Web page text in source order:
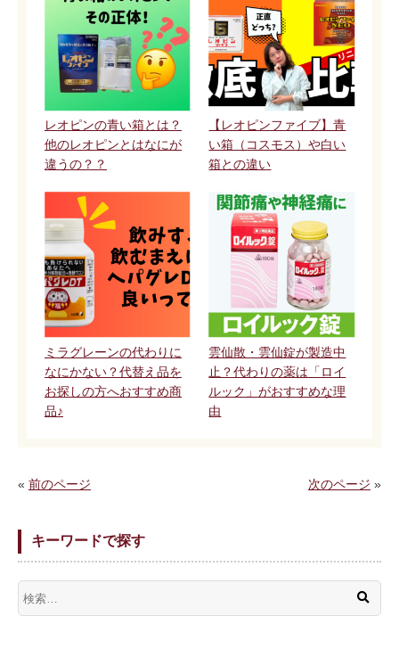
レオピンの青い箱とは？
他のレオピンとはなにが
違うの？？
【レオピンファイブ】青
い箱（コスモス）や白い
箱との違い
ミラグレーンの代わりに
なにかない？代替え品を
お探しの方へおすすめ商
品♪
雲仙散・雲仙錠が製造中
止？代わりの薬は「ロイ
ルック」がおすすめな理
由
« 前のページ 次のページ »
キーワードで探す